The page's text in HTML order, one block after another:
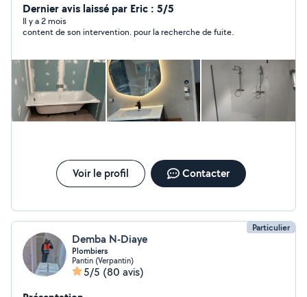
Dernier avis laissé par Eric : 5/5
Il y a 2 mois
content de son intervention. pour la recherche de fuite.
Voir le profil Contacter
Particulier
Demba N-Diaye
Plombiers
Pantin (Verpantin)
5/5 (80 avis)